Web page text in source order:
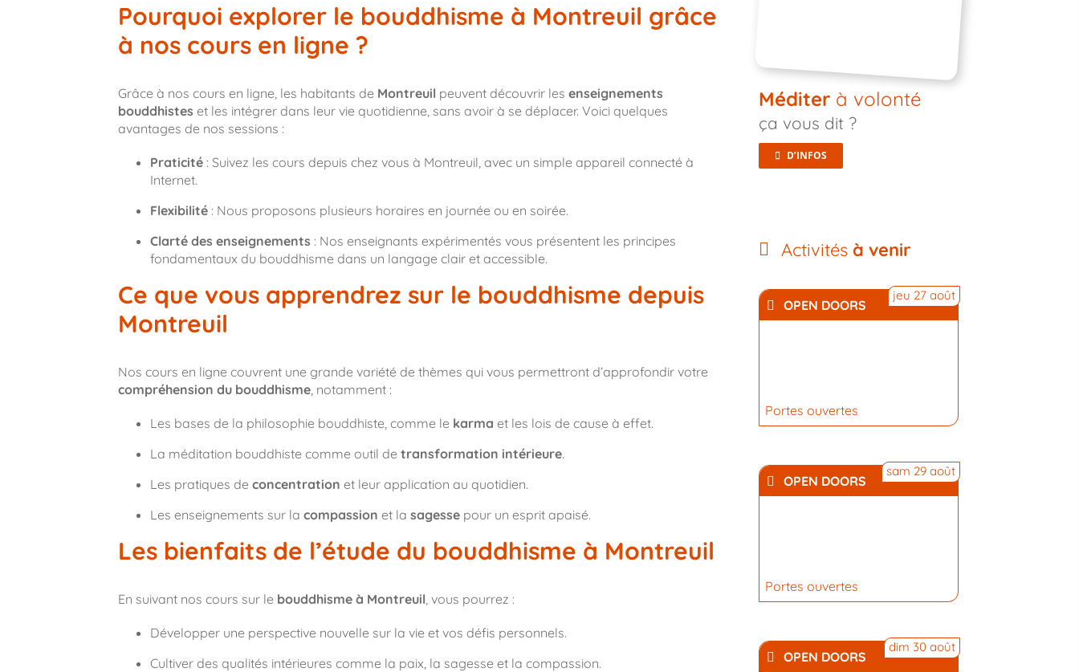
Pourquoi explorer le bouddhisme à Montreuil grâce
à nos cours en ligne ?
Grâce à nos cours en ligne, les habitants de Montreuil peuvent découvrir les enseignements
bouddhistes et les intégrer dans leur vie quotidienne, sans avoir à se déplacer. Voici quelques
avantages de nos sessions :
Praticité: Suivez les cours depuis chez vous à Montreuil, avec un simple appareil connecté à
Internet.
Flexibilité: Nous proposons plusieurs horaires en journée ou en soirée.
Clarté des enseignements : Nos enseignants expérimentés vous présentent les principes
fondamentaux du bouddhisme dans un langage clair et accessible.
Ce que vous apprendrez sur le bouddhisme depuis
Montreuil
Nos cours en ligne couvrent une grande variété de thèmes qui vous permettront d’approfondir votre
compréhension du bouddhisme, notamment :
Les bases de la philosophie bouddhiste, comme le karma et les lois de cause à effet.
La méditation bouddhiste comme outil de transformation intérieure.
Les pratiques de concentration et leur application au quotidien.
Les enseignements sur la compassion et la sagessepour un esprit apaisé.
Les bienfaits de l’étude du bouddhisme à Montreuil
En suivant nos cours sur le bouddhisme à Montreuil, vous pourrez :
Développer une perspective nouvelle sur la vie et vos défis personnels.
Cultiver des qualités intérieures comme la paix, la sagesse et la compassion.
Méditer à volonté
ça vous dit ?
D’INFOS
Activités à venir
OPEN DOORS
jeu 27 août
Portes ouvertes
OPEN DOORS
sam 29 août
Portes ouvertes
OPEN DOORS
dim 30 août